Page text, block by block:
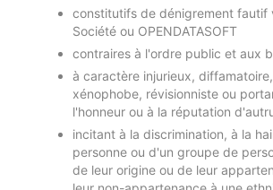
constitutifs de dénigrement fautif
Société ou OPENDATASOFT
contraires à l'ordre public et aux
à caractère injurieux,
xénophobe, révisionniste ou
l'honneur ou à la réputation
incitant à la discrimination, à la
personne ou d'un groupe de
de leur origine ou de leur